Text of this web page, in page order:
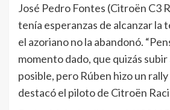
José Pedro Fontes (Citroën C3
tenía esperanzas de alcanzar la
el azoriano no la abandonó.
momento dado, que quizás subir
posible, pero Rúben hizo un
destacó el piloto de Citroën